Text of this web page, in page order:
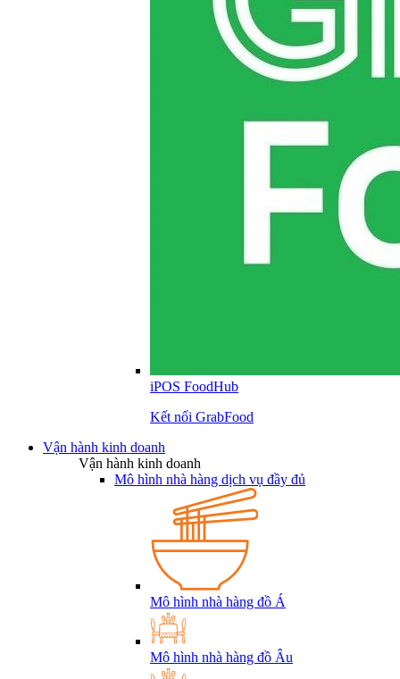
iPOS FoodHub
Kết nối GrabFood
Vận hành kinh doanh
Vận hành kinh doanh
Mô hình nhà hàng dịch vụ đầy đủ
Mô hình nhà hàng đồ Á
Mô hình nhà hàng đồ Âu